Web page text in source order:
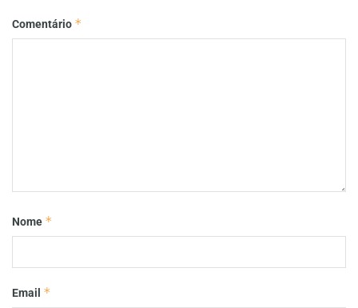
Comentário *
Nome *
Email *